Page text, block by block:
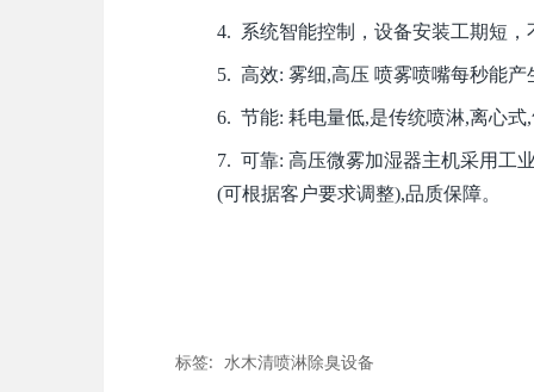
4. 系统智能控制，设备安装工期短
5. 高效: 雾细,高压 喷雾喷嘴每秒能产
6. 节能: 耗电量低,是传统喷淋,离心式
7. 可靠: 高压微雾加湿器主机采用工
(可根据客户要求调整),品质保障。
标签: 水木清喷淋除臭设备